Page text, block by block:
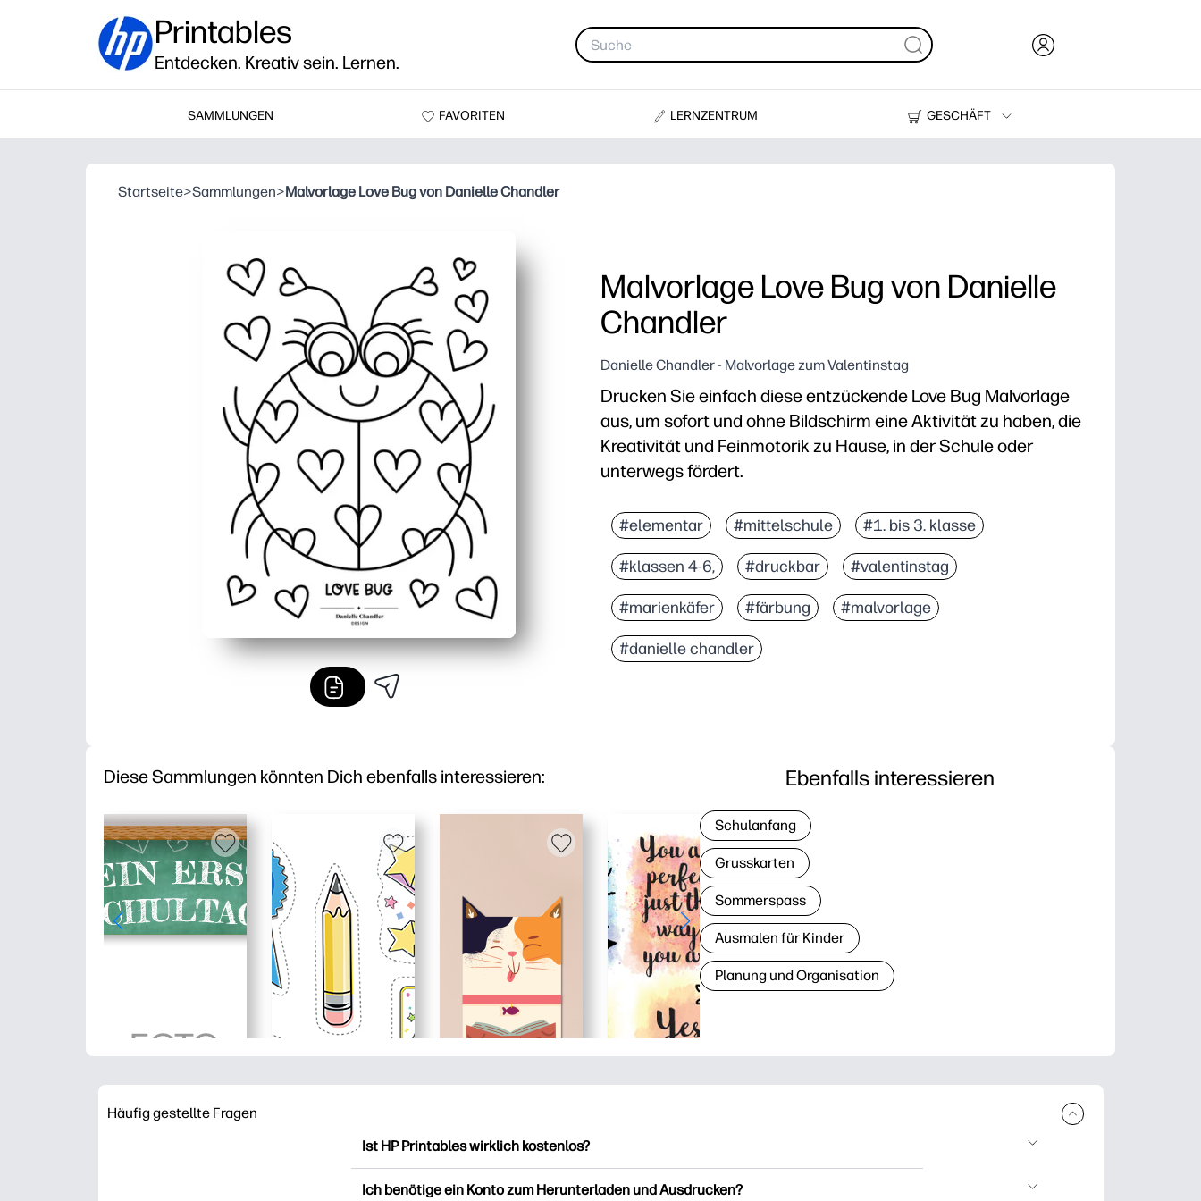
Printables
Entdecken. Kreativ sein. Lernen.
SAMMLUNGEN FAVORITEN LERNZENTRUM
GESCHÄFT
Drucker
Startseite>Sammlungen>Malvorlage Love Bug von Danielle Chandler
Malvorlage Love Bug von Danielle
Chandler
Danielle Chandler - Malvorlage zum Valentinstag
Drucken Sie einfach diese entzückende Love Bug Malvorlage
aus, um sofort und ohne Bildschirm eine Aktivität zu haben, die
Kreativität und Feinmotorik zu Hause, in der Schule oder
unterwegs fördert.
Praktisch ohne Vorbereitung — eine Seite, die sich leicht ausdrucken lässt
Fesselt die Lernenden — mutige, freundliche Grafiken motivieren Kinder
Fördert Fähigkeiten — unterstützt den Bleistiftgriff, die Hand-Auge-
Flexibel für jede Umgebung — funktioniert mit Buntstiften, Markern oder
#elementar #mittelschule #1. bis 3. klasse
#klassen 4-6, #druckbar #valentinstag
#marienkäfer #färbung #malvorlage
#danielle chandler
Diese Sammlungen könnten Dich ebenfalls interessieren: Ebenfalls interessieren
Schulanfang
Grusskarten
Sommerspass
Ausmalen für Kinder
Planung und Organisation
Häufig gestellte Fragen
Ist HP Printables wirklich kostenlos?
Ich benötige ein Konto zum Herunterladen und Ausdrucken?